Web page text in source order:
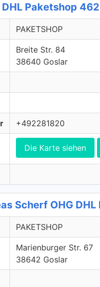
Paketshop 462
PAKETSHOP
Breite Str. 84
38640 Goslar
+492281820
Die Karte siehen
Scherf OHG
PAKETSHOP
Marienburger Str. 67
38642 Goslar